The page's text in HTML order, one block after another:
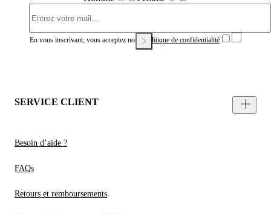
En vous inscrivant, vous acceptez notrePolitique de confidentialité
SERVICE CLIENT
Besoin d’aide ?
FAQs
Retours et remboursements